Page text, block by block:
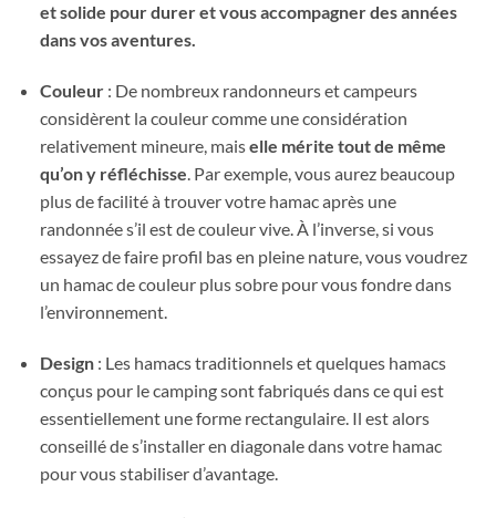
et solide pour durer et vous accompagner des années
dans vos aventures.
Couleur: De nombreux randonneurs et campeurs
considèrent la couleur comme une considération
relativement mineure, maiselle mérite tout de même
qu’on y réfléchisse. Par exemple, vous aurez beaucoup
plus de facilité à trouver votre hamac après une
randonnée s’il est de couleur vive. À l’inverse, si vous
essayez de faire profil bas en pleine nature, vous voudrez
un hamac de couleur plus sobre pour vous fondre dans
l’environnement.
Design: Les hamacs traditionnels et quelques hamacs
conçus pour le camping sont fabriqués dans ce qui est
essentiellement une forme rectangulaire. Il est alors
conseillé de s’installer en diagonale dans votre hamac
pour vous stabiliser d’avantage.